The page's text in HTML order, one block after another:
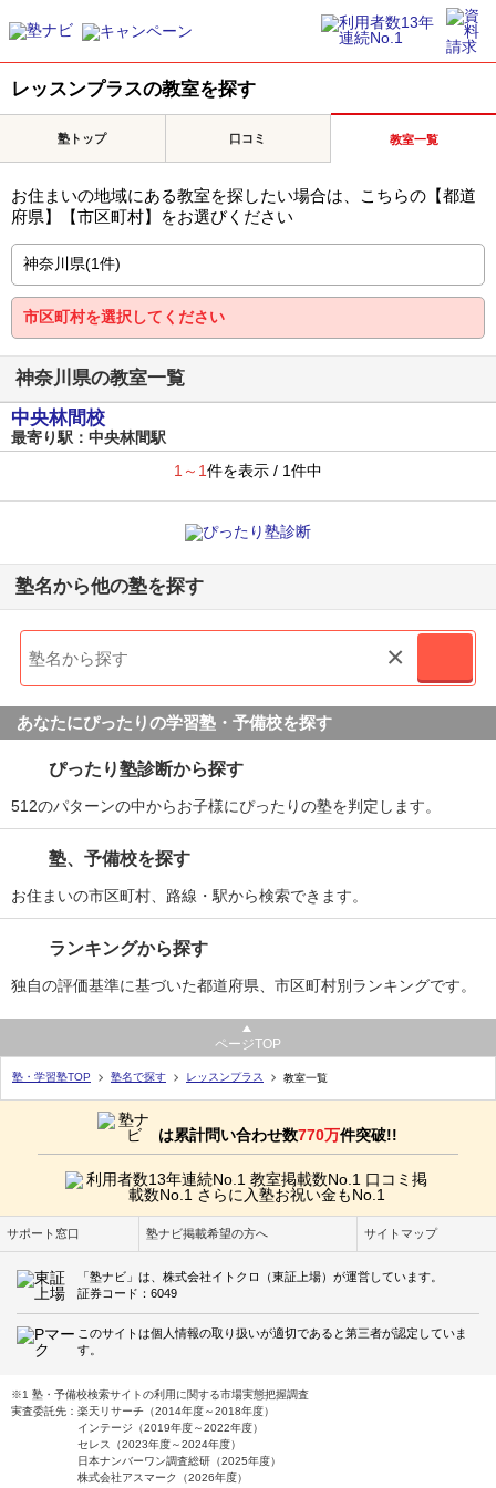
レッスンプラスの教室を探す
塾トップ 口コミ 教室一覧
お住まいの地域にある教室を探したい場合は、こちらの【都道
府県】【市区町村】をお選びください
神奈川県の教室一覧
中央林間校
最寄り駅：中央林間駅
1～1件を表示 / 1件中
塾名から他の塾を探す
×
あなたにぴったりの学習塾・予備校を探す
ぴったり塾診断から探す
512のパターンの中からお子様にぴったりの塾を判定します。
塾、予備校を探す
お住まいの市区町村、路線・駅から検索できます。
ランキングから探す
独自の評価基準に基づいた都道府県、市区町村別ランキングです。
ページTOP
塾・学習塾TOP 塾名で探す レッスンプラス 教室一覧
は累計問い合わせ数770万件突破!!
サポート窓口 塾ナビ掲載希望の方へ サイトマップ
「塾ナビ」は、株式会社イトクロ（東証上場）が運営しています。
証券コード：6049
このサイトは個人情報の取り扱いが適切であると第三者が認定していま
す。
※1 塾・予備校検索サイトの利用に関する市場実態把握調査
実査委託先：楽天リサーチ（2014年度～2018年度）
インテージ（2019年度～2022年度）
セレス（2023年度～2024年度）
日本ナンバーワン調査総研（2025年度）
株式会社アスマーク（2026年度）